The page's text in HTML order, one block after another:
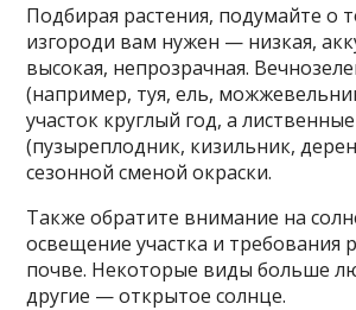
Подбирая растения, подумайте о
изгороди вам нужен — низкая,
высокая, непрозрачная.
(например, туя, ель,
участок круглый год, а лиственные
(пузыреплодник, кизильник,
сезонной сменой окраски.
Также обратите внимание на
освещение участка и требования
почве. Некоторые виды больше
другие — открытое солнце.